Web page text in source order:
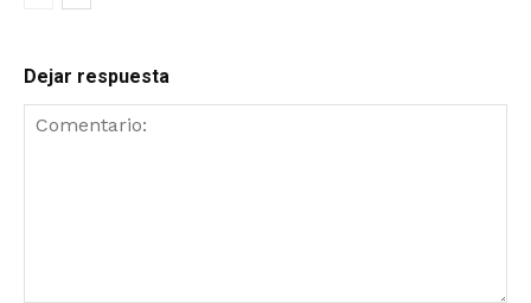
Dejar respuesta